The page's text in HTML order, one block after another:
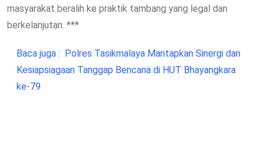
masyarakat beralih ke praktik tambang yang legal dan
berkelanjutan. ***
Baca juga : Polres Tasikmalaya Mantapkan Sinergi dan
Kesiapsiagaan Tanggap Bencana di HUT Bhayangkara
ke-79